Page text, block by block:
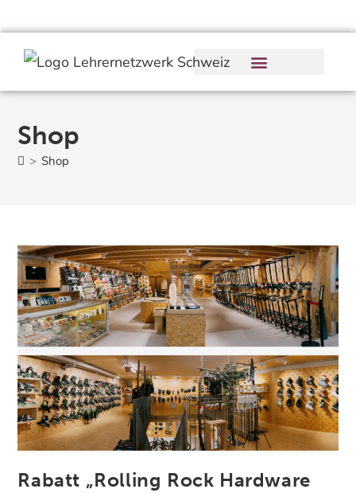
Shop
> Shop
Rabatt „Rolling Rock Hardware